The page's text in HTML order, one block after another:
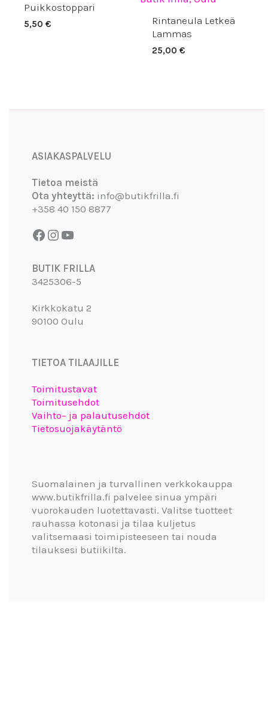
Puikkostoppari
5,50€
Rintaneula Letkeä
Lammas
25,00€
ASIAKASPALVELU
Tietoa meistä
Ota yhteyttä: info@butikfrilla.fi
+358 40 150 8877
BUTIK FRILLA
3425306-5
Kirkkokatu 2
90100 Oulu
TIETOA TILAAJILLE
Toimitustavat
Toimitusehdot
Vaihto– ja palautusehdot
Tietosuojakäytäntö
Suomalainen ja turvallinen verkkokauppa
www.butikfrilla.fi palvelee sinua ympäri
vuorokauden luotettavasti. Valitse tuotteet
rauhassa kotonasi ja tilaa kuljetus
valitsemaasi toimipisteeseen tai nouda
tilauksesi butiikilta.